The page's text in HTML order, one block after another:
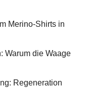
Merino-Shirts in
Warum die Waage
Regeneration